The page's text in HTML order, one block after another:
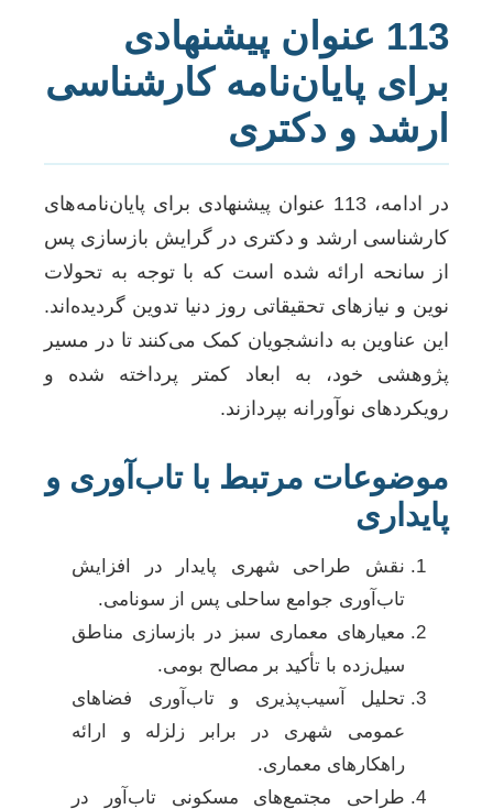
113 عنوان پیشنهادی
برای پایان‌نامه کارشناسی
ارشد و دکتری
در ادامه، 113 عنوان پیشنهادی برای پایان‌نامه‌های
کارشناسی ارشد و دکتری در گرایش بازسازی پس
از سانحه ارائه شده است که با توجه به تحولات
نوین و نیازهای تحقیقاتی روز دنیا تدوین گردیده‌اند.
این عناوین به دانشجویان کمک می‌کنند تا در مسیر
پژوهشی خود، به ابعاد کمتر پرداخته شده و
رویکردهای نوآورانه بپردازند.
موضوعات مرتبط با تاب‌آوری و
پایداری
نقش طراحی شهری پایدار در افزایش
تاب‌آوری جوامع ساحلی پس از سونامی.
معیارهای معماری سبز در بازسازی مناطق
سیل‌زده با تأکید بر مصالح بومی.
تحلیل آسیب‌پذیری و تاب‌آوری فضاهای
عمومی شهری در برابر زلزله و ارائه
راهکارهای معماری.
طراحی مجتمع‌های مسکونی تاب‌آور در